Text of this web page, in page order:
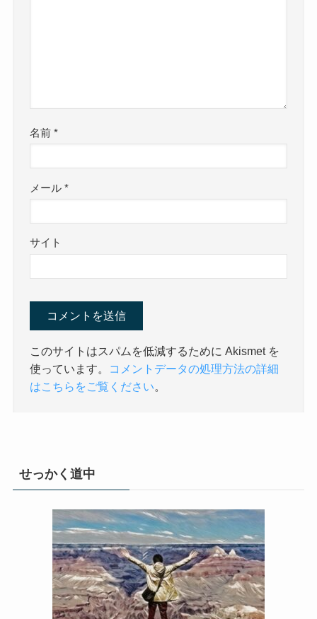
名前*
メール*
サイト
このサイトはスパムを低減するために Akismet を
使っています。
コメントデータの処理方法の詳細
はこちらをご覧ください
せっかく道中